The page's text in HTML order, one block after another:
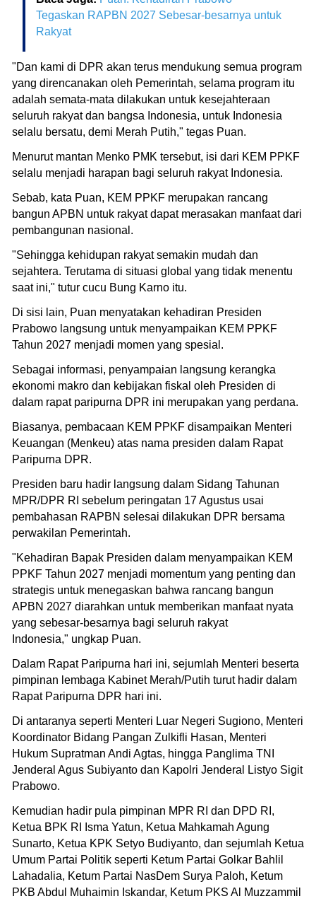
Tegaskan RAPBN 2027 Sebesar-besarnya untuk
Rakyat
"Dan kami di DPR akan terus mendukung semua program
yang direncanakan oleh Pemerintah, selama program itu
adalah semata-mata dilakukan untuk kesejahteraan
seluruh rakyat dan bangsa Indonesia, untuk Indonesia
selalu bersatu, demi Merah Putih," tegas Puan.
Menurut mantan Menko PMK tersebut, isi dari KEM PPKF
selalu menjadi harapan bagi seluruh rakyat Indonesia.
Sebab, kata Puan, KEM PPKF merupakan rancang
bangun APBN untuk rakyat dapat merasakan manfaat dari
pembangunan nasional.
"Sehingga kehidupan rakyat semakin mudah dan
sejahtera. Terutama di situasi global yang tidak menentu
saat ini," tutur cucu Bung Karno itu.
Di sisi lain, Puan menyatakan kehadiran Presiden
Prabowo langsung untuk menyampaikan KEM PPKF
Tahun 2027 menjadi momen yang spesial.
Sebagai informasi, penyampaian langsung kerangka
ekonomi makro dan kebijakan fiskal oleh Presiden di
dalam rapat paripurna DPR ini merupakan yang perdana.
Biasanya, pembacaan KEM PPKF disampaikan Menteri
Keuangan (Menkeu) atas nama presiden dalam Rapat
Paripurna DPR.
Presiden baru hadir langsung dalam Sidang Tahunan
MPR/DPR RI sebelum peringatan 17 Agustus usai
pembahasan RAPBN selesai dilakukan DPR bersama
perwakilan Pemerintah.
"Kehadiran Bapak Presiden dalam menyampaikan KEM
PPKF Tahun 2027 menjadi momentum yang penting dan
strategis untuk menegaskan bahwa rancang bangun
APBN 2027 diarahkan untuk memberikan manfaat nyata
yang sebesar-besarnya bagi seluruh rakyat
Indonesia," ungkap Puan.
Dalam Rapat Paripurna hari ini, sejumlah Menteri beserta
pimpinan lembaga Kabinet Merah/Putih turut hadir dalam
Rapat Paripurna DPR hari ini.
Di antaranya seperti Menteri Luar Negeri Sugiono, Menteri
Koordinator Bidang Pangan Zulkifli Hasan, Menteri
Hukum Supratman Andi Agtas, hingga Panglima TNI
Jenderal Agus Subiyanto dan Kapolri Jenderal Listyo Sigit
Prabowo.
Kemudian hadir pula pimpinan MPR RI dan DPD RI,
Ketua BPK RI Isma Yatun, Ketua Mahkamah Agung
Sunarto, Ketua KPK Setyo Budiyanto, dan sejumlah Ketua
Umum Partai Politik seperti Ketum Partai Golkar Bahlil
Lahadalia, Ketum Partai NasDem Surya Paloh, Ketum
PKB Abdul Muhaimin Iskandar, Ketum PKS Al Muzzammil